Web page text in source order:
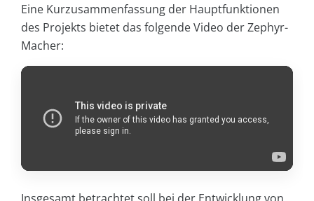
Eine Kurzusammenfassung der Hauptfunktionen
des Projekts bietet das folgende Video der Zephyr-
Macher:
Insgesamt betrachtet soll bei der Entwicklung von